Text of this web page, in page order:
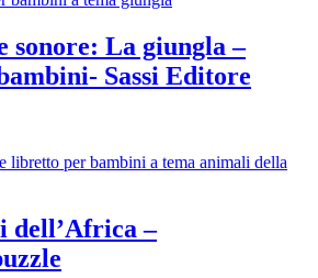
sonore: La giungla –
Sassi Editore
dell’Africa –